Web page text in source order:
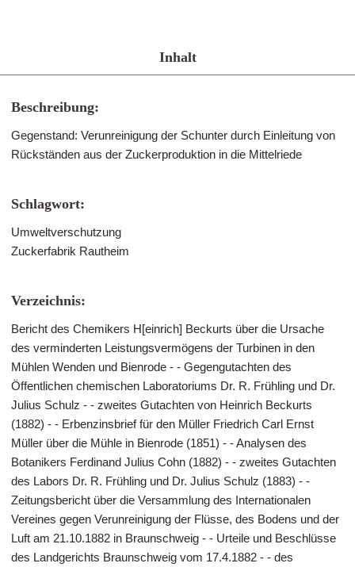
Inhalt
Beschreibung:
Gegenstand: Verunreinigung der Schunter durch Einleitung von
Rückständen aus der Zuckerproduktion in die Mittelriede
Schlagwort:
Umweltverschutzung
Zuckerfabrik Rautheim
Verzeichnis:
Bericht des Chemikers H[einrich] Beckurts über die Ursache
des verminderten Leistungsvermögens der Turbinen in den
Mühlen Wenden und Bienrode - - Gegengutachten des
Öffentlichen chemischen Laboratoriums Dr. R. Frühling und Dr.
Julius Schulz - - zweites Gutachten von Heinrich Beckurts
(1882) - - Erbenzinsbrief für den Müller Friedrich Carl Ernst
Müller über die Mühle in Bienrode (1851) - - Analysen des
Botanikers Ferdinand Julius Cohn (1882) - - zweites Gutachten
des Labors Dr. R. Frühling und Dr. Julius Schulz (1883) - -
Zeitungsbericht über die Versammlung des Internationalen
Vereines gegen Verunreinigung der Flüsse, des Bodens und der
Luft am 21.10.1882 in Braunschweig - - Urteile und Beschlüsse
des Landgerichts Braunschweig vom 17.4.1882 - - des